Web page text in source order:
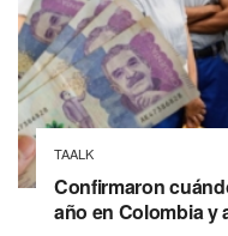
TAALK
Confirmaron
año en Colombia y